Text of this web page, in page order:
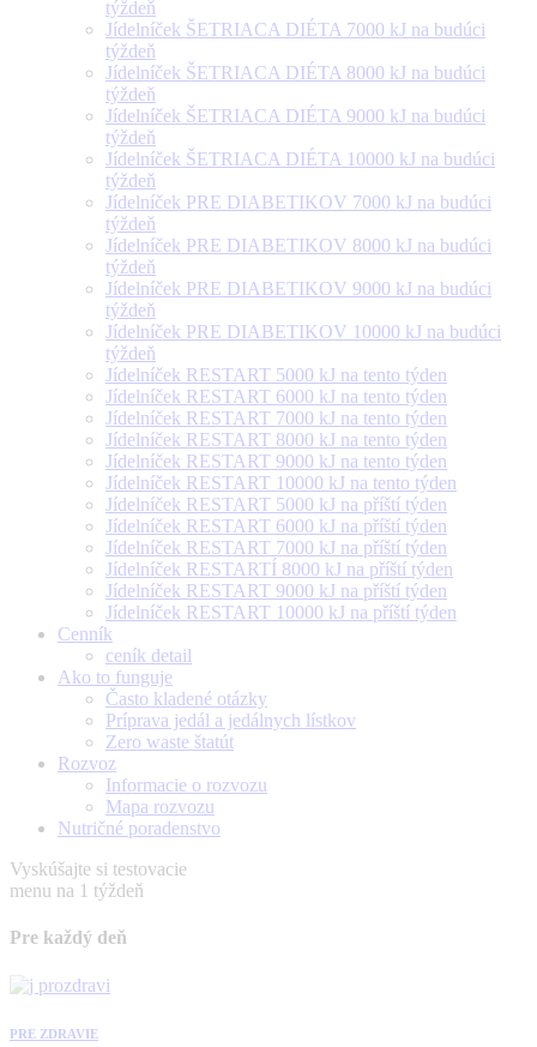
týždeň
Jídelníček ŠETRIACA DIÉTA 7000 kJ na budúci
týždeň
Jídelníček ŠETRIACA DIÉTA 8000 kJ na budúci
týždeň
Jídelníček ŠETRIACA DIÉTA 9000 kJ na budúci
týždeň
Jídelníček ŠETRIACA DIÉTA 10000 kJ na budúci
týždeň
Jídelníček PRE DIABETIKOV 7000 kJ na budúci
týždeň
Jídelníček PRE DIABETIKOV 8000 kJ na budúci
týždeň
Jídelníček PRE DIABETIKOV 9000 kJ na budúci
týždeň
Jídelníček PRE DIABETIKOV 10000 kJ na budúci
týždeň
Jídelníček RESTART 5000 kJ na tento týden
Jídelníček RESTART 6000 kJ na tento týden
Jídelníček RESTART 7000 kJ na tento týden
Jídelníček RESTART 8000 kJ na tento týden
Jídelníček RESTART 9000 kJ na tento týden
Jídelníček RESTART 10000 kJ na tento týden
Jídelníček RESTART 5000 kJ na příští týden
Jídelníček RESTART 6000 kJ na příští týden
Jídelníček RESTART 7000 kJ na příští týden
Jídelníček RESTARTÍ 8000 kJ na příští týden
Jídelníček RESTART 9000 kJ na příští týden
Jídelníček RESTART 10000 kJ na příští týden
Cenník
ceník detail
Ako to funguje
Často kladené otázky
Príprava jedál a jedálnych lístkov
Zero waste štatút
Rozvoz
Informacie o rozvozu
Mapa rozvozu
Nutričné poradenstvo
Vyskúšajte si testovacie
menu na 1 týždeň
Pre každý deň
PRE ZDRAVIE